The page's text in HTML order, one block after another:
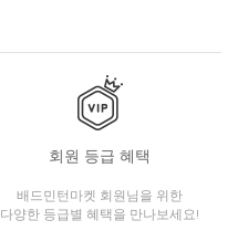
회원 등급 혜택
배드민턴마켓 회원님을 위한
다양한 등급별 혜택을 만나보세요!